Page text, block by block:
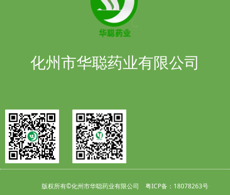
化州市华聪药业有限公司
版权所有©化州市华聪药业有限公司 粤ICP备： 18078263号